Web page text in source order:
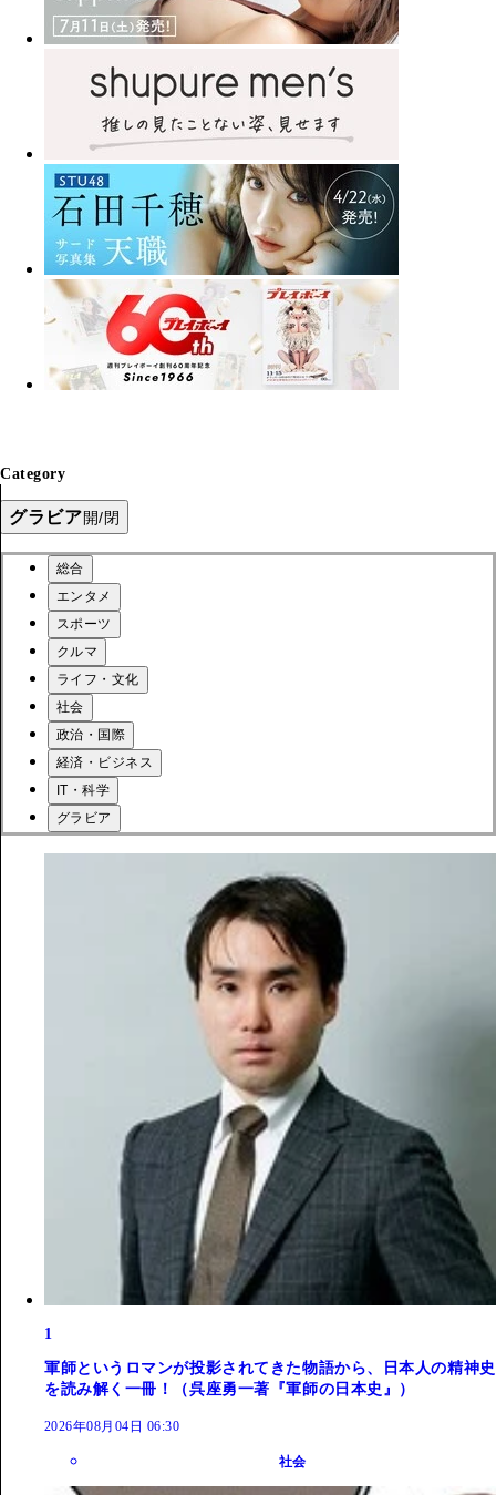
Category
グラビア開/閉
総合
エンタメ
スポーツ
クルマ
ライフ・文化
社会
政治・国際
経済・ビジネス
IT・科学
グラビア
1
軍師というロマンが投影されてきた物語から、日本人の精神史
を読み解く一冊！（呉座勇一著『軍師の日本史』）
2026年08月04日 06:30
社会